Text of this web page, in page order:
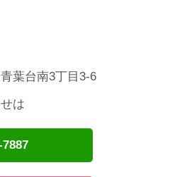
葉台南3丁目3-6
は